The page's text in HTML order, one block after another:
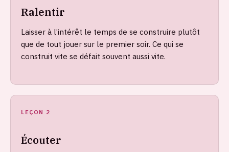
Ralentir
Laisser à l’intérêt le temps de se construire plutôt
que de tout jouer sur le premier soir. Ce qui se
construit vite se défait souvent aussi vite.
LEÇON 2
Écouter